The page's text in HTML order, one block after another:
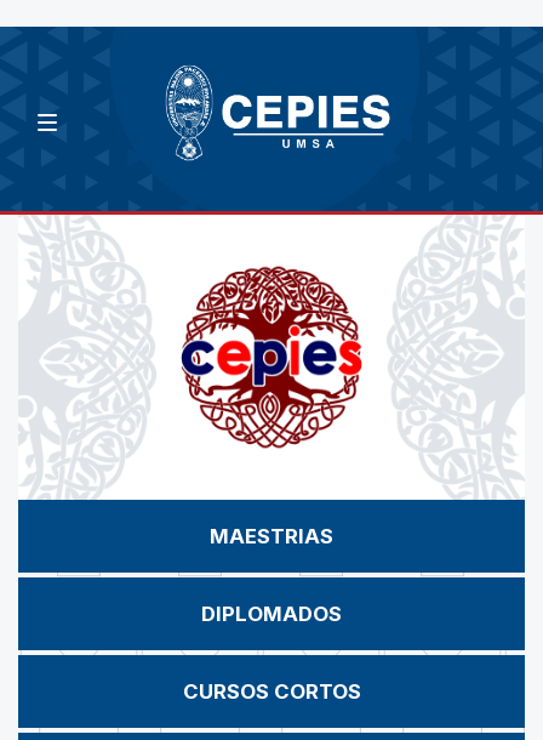
MAESTRIAS
DIPLOMADOS
CURSOS CORTOS